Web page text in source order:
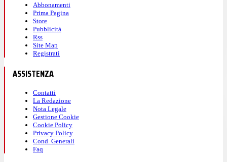
Abbonamenti
Prima Pagina
Store
Pubblicità
Rss
Site Map
Registrati
ASSISTENZA
Contatti
La Redazione
Nota Legale
Gestione Cookie
Cookie Policy
Privacy Policy
Cond. Generali
Faq